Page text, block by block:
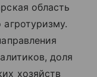
область
доля
хозяйств